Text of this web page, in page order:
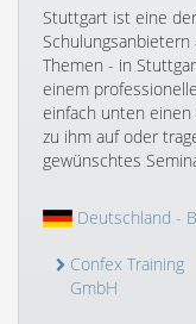
Stuttgart ist eine
Schulungsanbietern
Themen - in
einem
einfach unten
zu ihm auf oder
gewünschtes
Deutschland -
Confex Training
GmbH